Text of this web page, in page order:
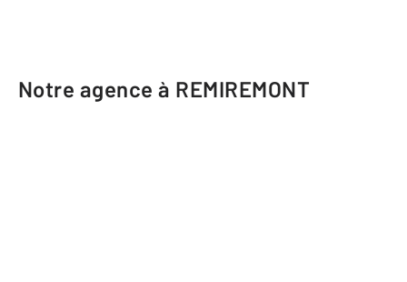
Notre agence à REMIREMONT